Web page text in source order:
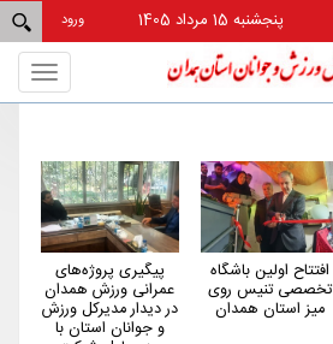
ورود
پنجشنبه 15 مرداد 1405
پیگیری پروژه‌های
عمرانی ورزش همدان
در دیدار مدیرکل ورزش
همدان از استان‌های
کم‌شکایت و کم‌حاشیه
کشور در حوزه ورزش
است